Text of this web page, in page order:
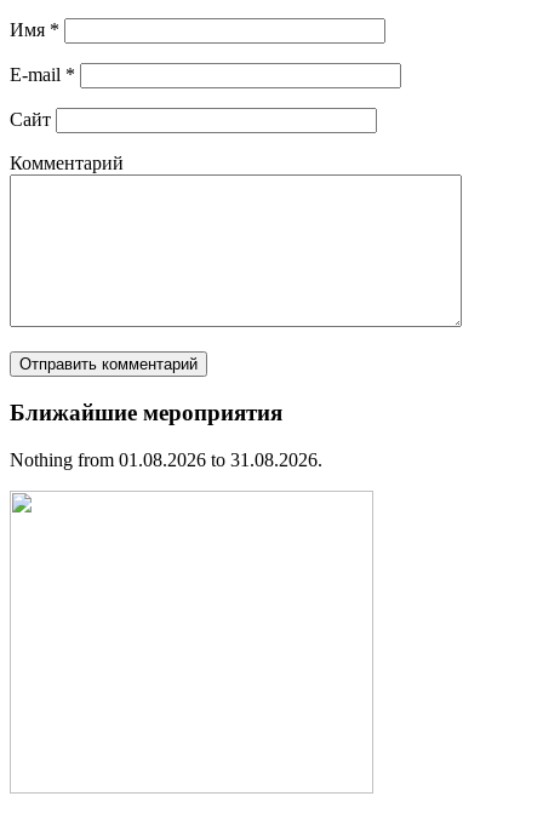
Имя *
E-mail *
Сайт
Комментарий
Ближайшие мероприятия
Nothing from 01.08.2026 to 31.08.2026.